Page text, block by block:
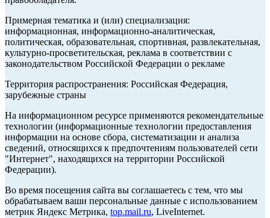
Примерная тематика и (или) специализация:
информационная, информационно-аналитическая,
политическая, образовательная, спортивная, развлекательная,
культурно-просветительская, реклама в соответствии с
законодательством Российской Федерации о рекламе
Территория распространения: Российская Федерация,
зарубежные страны
На информационном ресурсе применяются рекомендательные
технологии (информационные технологии предоставления
информации на основе сбора, систематизации и анализа
сведений, относящихся к предпочтениям пользователей сети
"Интернет", находящихся на территории Российской
Федерации).
Во время посещения сайта вы соглашаетесь с тем, что мы
обрабатываем ваши персональные данные с использованием
метрик Яндекс Метрика, top.mail.ru, LiveInternet.